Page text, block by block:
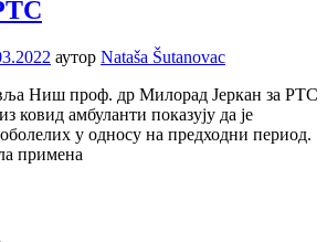
аутор Nataša Šutanovac
Ниш проф. др Милорад Јеркан за РТС
ковид амбуланти показују да је
у односу на предходни период.
примена